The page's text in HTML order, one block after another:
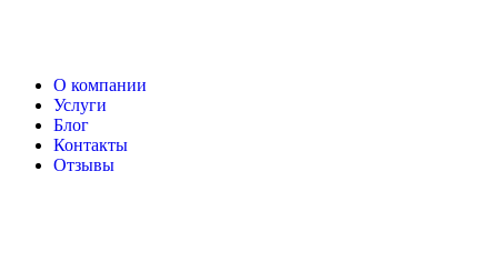
О компании
Услуги
Блог
Контакты
Отзывы